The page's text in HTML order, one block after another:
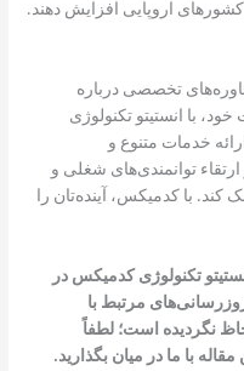
اروپایی افزایش دهند.
تخصصی درباره
با انستیتو تکنولوژی
خدمات متنوع و
توانمندی‌های شغلی و
با کدمیکس، آینده‌تان را
تکنولوژی کدمیکس در
مرتبط با
نگردیده است؛ لطفاً
با ما در میان بگذارید.